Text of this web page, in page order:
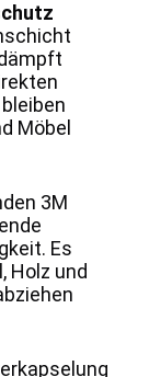
Möbel
3M
Es
Holz und